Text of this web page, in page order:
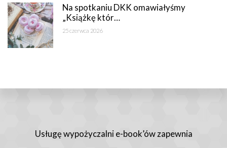
Na spotkaniu DKK omawiałyśmy
„Książkę któr…
25 czerwca 2026
Usługę wypożyczalni e-book’ów zapewnia